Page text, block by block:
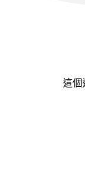
這個